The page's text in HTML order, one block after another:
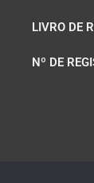
LIVRO DE
Nº DE